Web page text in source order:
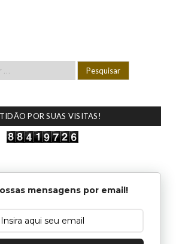
POR SUAS VISITAS!
mensagens por email!